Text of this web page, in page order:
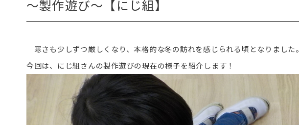
～製作遊び～【にじ組】
寒さも少しずつ厳しくなり、本格的な冬の訪れを感じられる頃となりました。
今回は、にじ組さんの製作遊びの現在の様子を紹介します！